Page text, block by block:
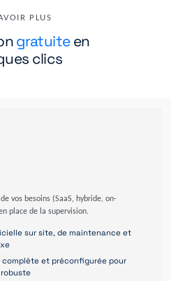
PLUS
gratuiteen
clics
vos besoins (SaaS, hybride, on-
place de la supervision.
sur site, de maintenance et
et préconfigurée pour